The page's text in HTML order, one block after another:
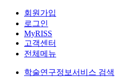
회원가입
로그인
MyRISS
고객센터
전체메뉴
학술연구정보서비스 검색